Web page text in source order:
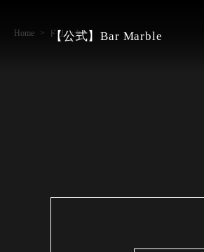
【公式】Bar Marble
Home ドリンク